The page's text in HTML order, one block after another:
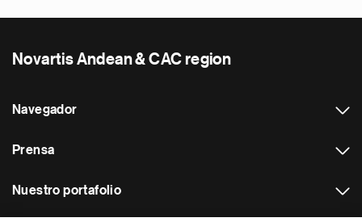
Novartis Andean & CAC region
Navegador
Prensa
Nuestro portafolio